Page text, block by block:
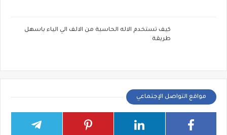
كيف تستخدم الاله الحاسبة من الالف الي الياء باسهل
طريقة
مواقع التواصل الإجتماعي